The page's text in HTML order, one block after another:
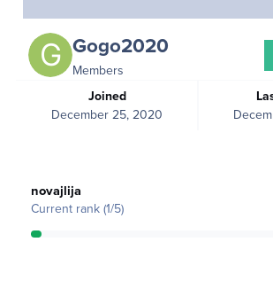
Gogo2020
Members
Joined
December 25, 2020
novajlija
Current rank (1/5)